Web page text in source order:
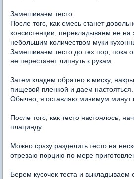
Замешиваем тесто.
После того, как смесь станет
консистенции, перекладываем ее
небольшим количеством муки
Замешиваем тесто до тех пор, пока
не перестанет липнуть к рукам.
Затем кладем обратно в миску,
пищевой пленкой и даем настояться.
Обычно, я оставляю минимум минут
После того, как тесто настоялось,
плацинду.
Можно сразу разделить тесто на
отрезаю порцию по мере
Берем кусочек теста и выкладываем